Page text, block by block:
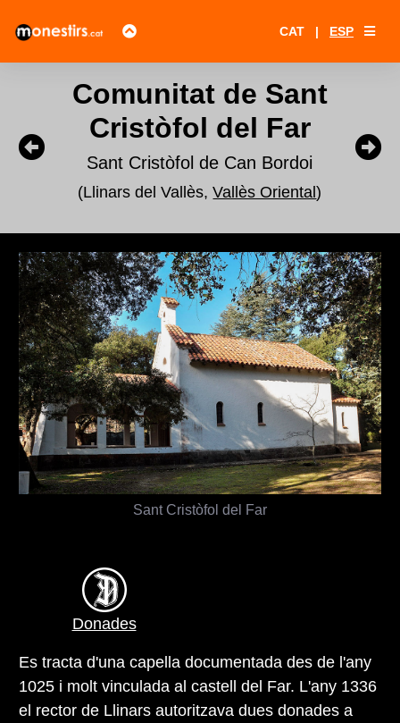
CAT | ESP
Comunitat de Sant
Cristòfol del Far
Sant Cristòfol de Can Bordoi
(Llinars del Vallès,Vallès Oriental)
Sant Cristòfol del Far
Donades
Es tracta d'una capella documentada des de l'any
1025 i molt vinculada al castell del Far. L'any 1336
el rector de Llinars autoritzava dues donades a